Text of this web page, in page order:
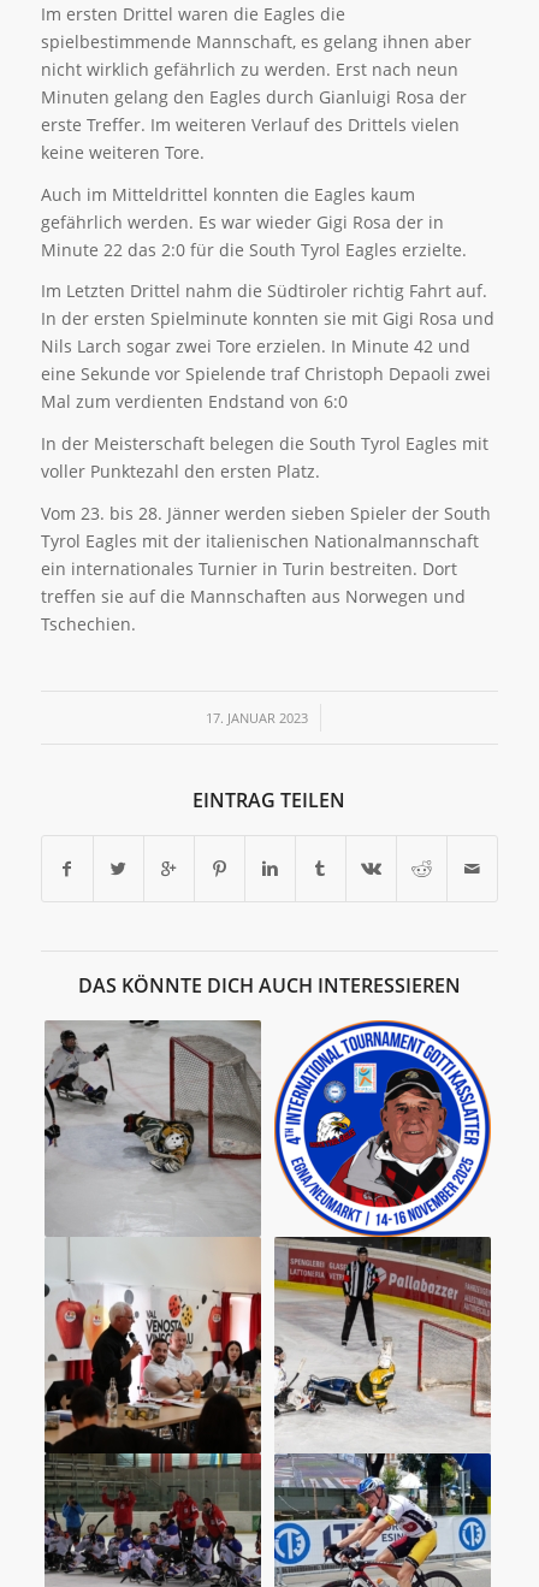
Im ersten Drittel waren die Eagles die
spielbestimmende Mannschaft, es gelang ihnen aber
nicht wirklich gefährlich zu werden. Erst nach neun
Minuten gelang den Eagles durch Gianluigi Rosa der
erste Treffer. Im weiteren Verlauf des Drittels vielen
keine weiteren Tore.
Auch im Mitteldrittel konnten die Eagles kaum
gefährlich werden. Es war wieder Gigi Rosa der in
Minute 22 das 2:0 für die South Tyrol Eagles erzielte.
Im Letzten Drittel nahm die Südtiroler richtig Fahrt auf.
In der ersten Spielminute konnten sie mit Gigi Rosa und
Nils Larch sogar zwei Tore erzielen. In Minute 42 und
eine Sekunde vor Spielende traf Christoph Depaoli zwei
Mal zum verdienten Endstand von 6:0
In der Meisterschaft belegen die South Tyrol Eagles mit
voller Punktezahl den ersten Platz.
Vom 23. bis 28. Jänner werden sieben Spieler der South
Tyrol Eagles mit der italienischen Nationalmannschaft
ein internationales Turnier in Turin bestreiten. Dort
treffen sie auf die Mannschaften aus Norwegen und
Tschechien.
17. JANUAR 2023
/
EINTRAG TEILEN
DAS KÖNNTE DICH AUCH INTERESSIEREN